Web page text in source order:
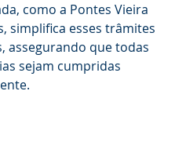
como a Pontes Vieira
simplifica esses trâmites
assegurando que todas
sejam cumpridas